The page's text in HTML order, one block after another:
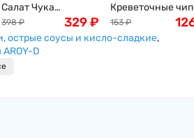
Салат Чука
(замороженный) ,
1кг
398 ₽ 329₽
Креветочные
Ou Jiang, 227г
153 ₽
острые соусы и кисло-сладкие,
D